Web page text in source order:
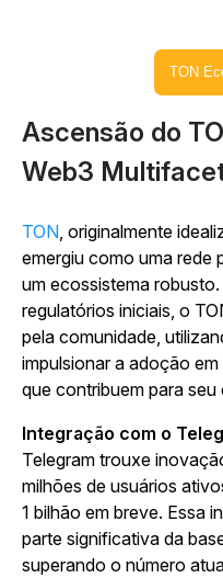
TON
Ascensão do
Web3
TON , originalmente
emergiu como uma rede
um ecossistema
regulatórios iniciais, o
pela comunidade,
impulsionar a adoção
que contribuem para
Integração com o
Telegram trouxe
milhões de usuários
1 bilhão em breve. Essa
parte significativa da
superando o número